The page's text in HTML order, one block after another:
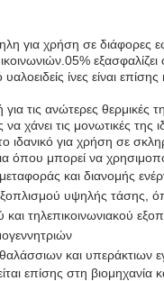
για χρήση σε διάφορες
ίνες είναι
τις ανώτερες θερμικές
χάνει τις μονωτικές της
ιδανικό για χρήση σε
όπου μπορεί να
και διανομής
υψηλής τάσης,
τηλεπικοινωνιακού
και υπεράκτιων
επίσης στη